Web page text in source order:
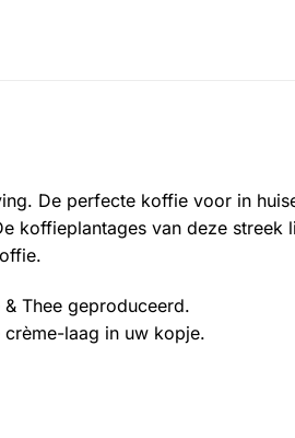
De perfecte koffie voor in
koffieplantages van deze
Thee geproduceerd.
laag in uw kopje.